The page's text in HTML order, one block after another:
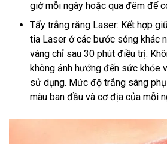
giờ mỗi ngày hoặc qua đêm để
Tẩy trắng răng Laser: Kết hợp
tia Laser ở các bước sóng khác
vàng chỉ sau 30 phút điều trị.
không ảnh hưởng đến sức khỏe
sử dụng. Mức độ trắng sáng
màu ban đầu và cơ địa của mỗi